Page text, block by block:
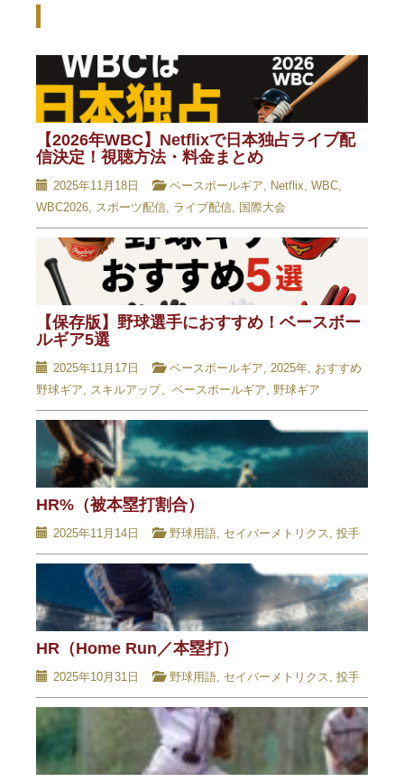
【2026年WBC】Netflixで日本独占ライブ配
信決定！視聴方法・料金まとめ
2025年11月18日 ベースボールギア, Netflix, WBC,
WBC2026, スポーツ配信, ライブ配信, 国際大会
【保存版】野球選手におすすめ！ベースボー
ルギア5選
2025年11月17日 ベースボールギア, 2025年, おすすめ
野球ギア, スキルアップ、ベースボールギア, 野球ギア
HR%（被本塁打割合）
2025年11月14日 野球用語, セイバーメトリクス, 投手
HR（Home Run／本塁打）
2025年10月31日 野球用語, セイバーメトリクス, 投手